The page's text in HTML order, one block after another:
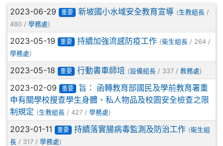
文章列表
2023-06-29 重要 新坡國小水域安全教育宣導 (生教組長/
480 / 學務處)
2023-05-19 重要 持續加強流感防疫工作 (衛生組長/ 264 /
學務處)
2023-05-18 重要 行動書車師培 (設備組長/ 337 / 教務處)
2023-02-09 重要
旨： 函轉教育部國民及學前教育署重
申有關學校搜查學生身體、私人物品及校園安全檢查之限
制規定 (生教組長 / 427 / 學務處)
2023-01-11 重要 持續落實腸病毒監測及防治工作 (衛生組
長 / 317 / 學務處)